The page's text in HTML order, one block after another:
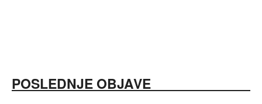
POSLEDNJE OBJAVE